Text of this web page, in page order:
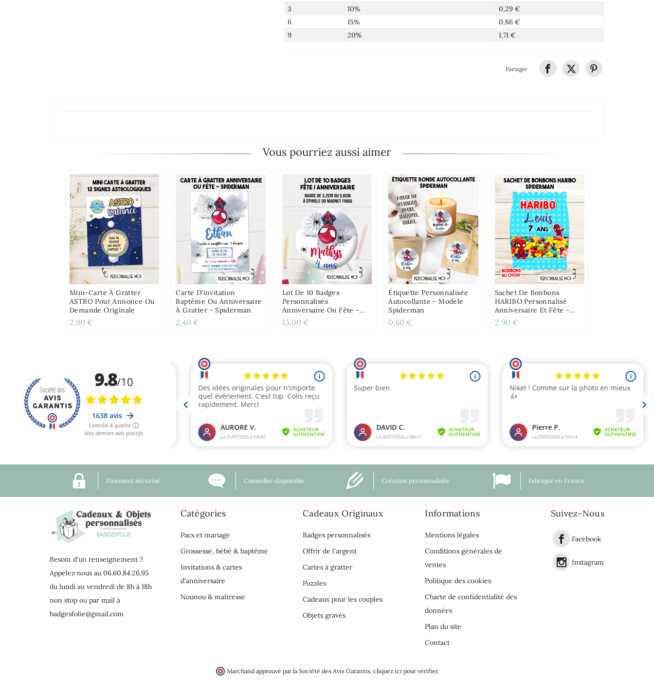
3
10%
0,29 €
6
15%
0,86 €
9
20% 1,71 €
Partager
Vous pourriez aussi aimer
Mini-Carte À Gratter
ASTRO Pour Annonce Ou
Demande Originale
2,90 €
Carte D'invitation
Baptême Ou Anniversaire
À Gratter - Spiderman
2,40 €
Lot De 10 Badges
Personnalisés
Anniversaire Ou Fête -
Spiderman
15,00 €
Étiquette Personnalisée
Autocollante - Modèle
Spiderman
0,60 €
Sachet De Bonbons
HARIBO Personnalisé
Anniversaire Et Fête -
Spiderman
2,90 €
Paiement sécurisé Conseiller disponible Création personnalisée Fabriqué en France
Besoin d'un renseignement ?
Appelez nous au 06.60.84.26.95
du lundi au vendredi de 8h à 18h
non stop ou par mail à
badgesfolie@gmail.com
Catégories
Pacs et mariage
Grossesse, bébé & baptême
Invitations & cartes
d'anniversaire
Nounou & maîtresse
Cadeaux Originaux
Badges personnalisés
Offrir de l'argent
Cartes à gratter
Puzzles
Cadeaux pour les couples
Objets gravés
Informations
Mentions légales
Conditions générales de
ventes
Politique des cookies
Charte de confidentialité des
données
Plan du site
Contact
Suivez-Nous
Facebook
Instagram
Marchand approuvé par la Société des Avis Garantis, cliquez ici pour vérifier.